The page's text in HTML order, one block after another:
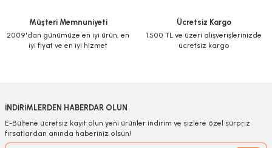
Müşteri Memnuniyeti
2009'dan günümüze en iyi ürün, en
iyi fiyat ve en iyi hizmet
Ücretsiz Kargo
1.500 TL ve üzeri alışverişlerinizde
ücretsiz kargo
İNDİRİMLERDEN HABERDAR OLUN
E-Bültene ücretsiz kayıt olun yeni ürünler indirim ve sizlere özel sürpriz
fırsatlardan anında haberiniz olsun!